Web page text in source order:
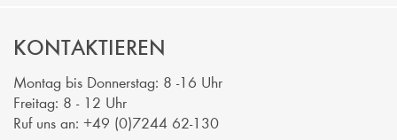
KONTAKTIEREN
Montag bis Donnerstag: 8 -16 Uhr
Freitag: 8 - 12 Uhr
Ruf uns an: +49 (0)7244 62-130